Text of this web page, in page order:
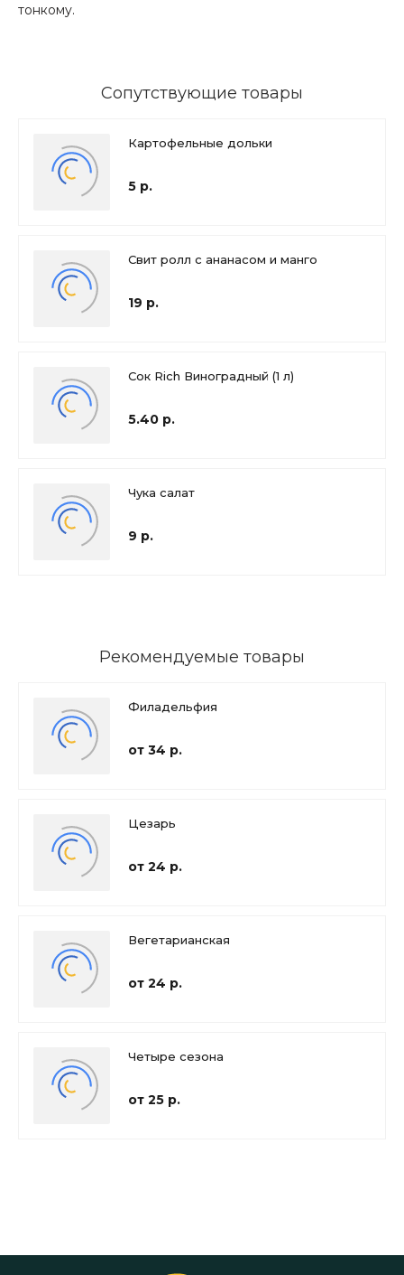
тонкому.
Сопутствующие товары
Картофельные дольки
5 р.
Свит ролл с ананасом и манго
19 р.
Сок Rich Виноградный (1 л)
5.40 р.
Чука салат
9 р.
Рекомендуемые товары
Филадельфия
от 34 р.
Цезарь
от 24 р.
Вегетарианская
от 24 р.
Четыре сезона
от 25 р.